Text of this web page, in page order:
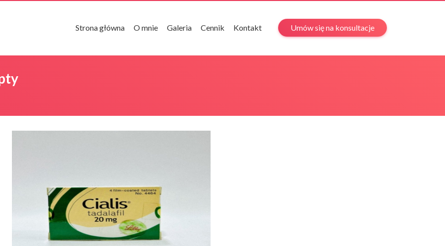
Strona główna O mnie Galeria Cennik Kontakt Umów się na konsultacje